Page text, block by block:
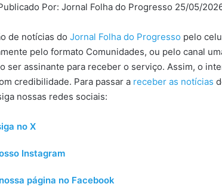
Por: Jornal Folha do Progresso 25/05/
de notícias do Jornal Folha do Progresso pelo
pelo formato Comunidades, ou pelo canal
ser assinante para receber o serviço. Assim, o
credibilidade. Para passar a receber as notícias
nossas redes sociais:
no X
Instagram
página no Facebook